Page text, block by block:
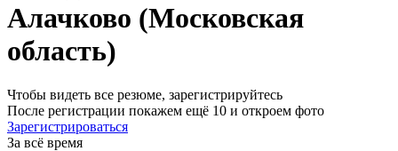
Алачково (Московская
область)
Чтобы видеть все резюме, зарегистрируйтесь
После регистрации покажем ещё 10 и откроем фото
Зарегистрироваться
За всё время